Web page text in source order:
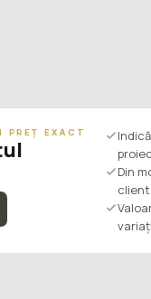
PREȚ EXACT
Din
client.